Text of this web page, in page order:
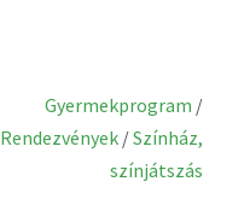
Gyermekprogram /
Rendezvények /Színház,
színjátszás